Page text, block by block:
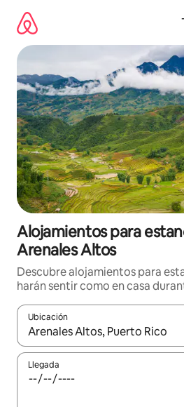
contenido
Alojamientos para
Arenales Altos
Descubre alojamientos para
harán sentir como en casa
Ubicación
Cuando los resultados estén
Llegada